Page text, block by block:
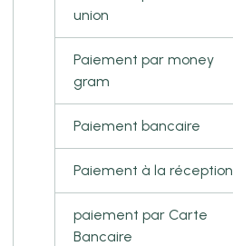
union
Paiement par money
gram
Paiement bancaire
Paiement à la réception
paiement par Carte
Bancaire